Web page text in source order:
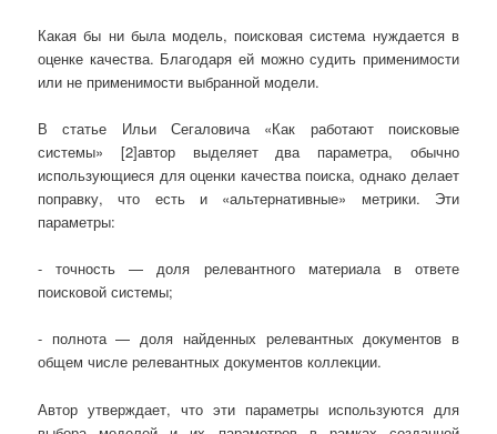
Какая бы ни была модель, поисковая система нуждается в
оценке качества. Благодаря ей можно судить применимости
или не применимости выбранной модели.
В статье Ильи Сегаловича «Как работают поисковые
системы» [2]автор выделяет два параметра, обычно
использующиеся для оценки качества поиска, однако делает
поправку, что есть и «альтернативные» метрики. Эти
параметры:
- точность — доля релевантного материала в ответе
поисковой системы;
- полнота — доля найденных релевантных документов в
общем числе релевантных документов коллекции.
Автор утверждает, что эти параметры используются для